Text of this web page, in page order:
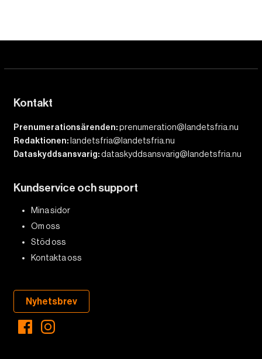
Kontakt
Prenumerationsärenden:prenumeration@landetsfria.nu
Redaktionen: landetsfria@landetsfria.nu
Dataskyddsansvarig:dataskyddsansvarig@landetsfria.nu
Kundservice och support
Mina sidor
Om oss
Stöd oss
Kontakta oss
Nyhetsbrev